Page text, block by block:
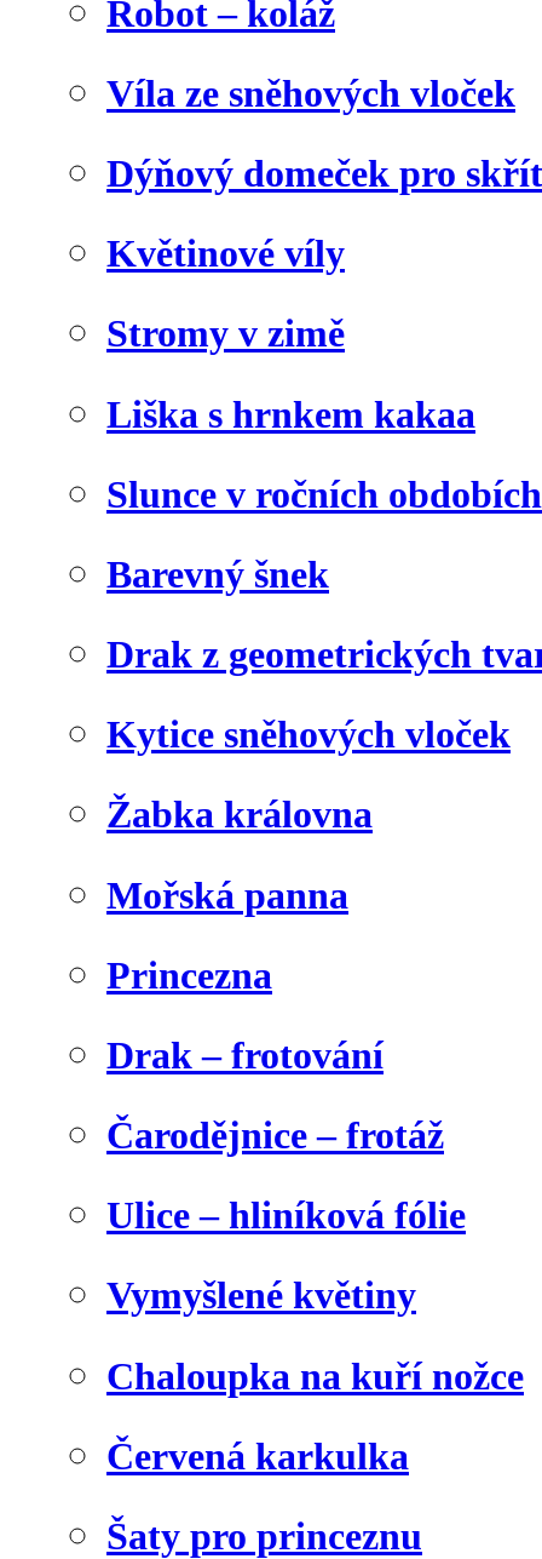
Robot – koláž
Víla ze sněhových vloček
Dýňový domeček pro
Květinové víly
Stromy v zimě
Liška s hrnkem kakaa
Slunce v ročních obdobích
Barevný šnek
Drak z geometrických
Kytice sněhových vloček
Žabka královna
Mořská panna
Princezna
Drak – frotování
Čarodějnice – frotáž
Ulice – hliníková fólie
Vymyšlené květiny
Chaloupka na kuří nožce
Červená karkulka
Šaty pro princeznu